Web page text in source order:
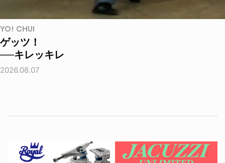
YO! CHUI
ゲッツ！
──キレッキレ
2026.08.07